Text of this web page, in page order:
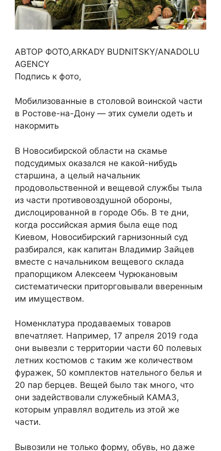
АВТОР ФОТО,ARKADY BUDNITSKY/ANADOLU
AGENCY
Подпись к фото,
Мобилизованные в столовой воинской части
в Ростове-на-Дону — этих сумели одеть и
накормить
В Новосибирской области на скамье
подсудимых оказался не какой-нибудь
старшина, а целый начальник
продовольственной и вещевой службы тыла
из части противовоздушной обороны,
дислоцированной в городе Обь. В те дни,
когда российская армия была еще под
Киевом, Новосибирский гарнизонный суд
разбирался, как капитан Владимир Зайцев
вместе с начальником вещевого склада
прапорщиком Алексеем Чурюкановым
систематически приторговывали вверенным
им имуществом.
Номенклатура продаваемых товаров
впечатляет. Например, 17 апреля 2019 года
они вывезли с территории части 60 полевых
летних костюмов с таким же количеством
фуражек, 50 комплектов нательного белья и
20 пар берцев. Вещей было так много, что
они задействовали служебный КАМАЗ,
которым управлял водитель из этой же
части.
Вывозили не только форму, обувь, но даже